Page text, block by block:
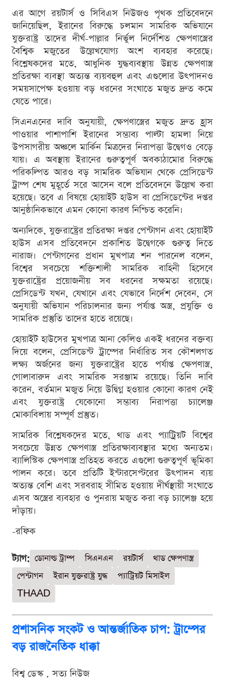
এর আগে রয়টার্স ও সিবিএস নিউজও পৃথক প্রতিবেদনে
জানিয়েছিল, ইরানের বিরুদ্ধে চলমান সামরিক অভিযানে
যুক্তরাষ্ট্র তাদের দীর্ঘ-পাল্লার নির্ভুল নির্দেশিত ক্ষেপণাস্ত্রের
বৈশ্বিক মজুতের উল্লেখযোগ্য অংশ ব্যবহার করেছে।
বিশ্লেষকদের মতে, আধুনিক যুদ্ধব্যবস্থায় উন্নত ক্ষেপণাস্ত্র
প্রতিরক্ষা ব্যবস্থা অত্যন্ত ব্যয়বহুল এবং এগুলোর উৎপাদনও
সময়সাপেক্ষ হওয়ায় বড় ধরনের সংঘাতে মজুত দ্রুত কমে
যেতে পারে।
সিএনএনের দাবি অনুযায়ী, ক্ষেপণাস্ত্রের মজুত দ্রুত হ্রাস
পাওয়ার পাশাপাশি ইরানের সম্ভাব্য পাল্টা হামলা নিয়ে
উপসাগরীয় অঞ্চলে মার্কিন মিত্রদের নিরাপত্তা উদ্বেগও বেড়ে
যায়। এ অবস্থায় ইরানের গুরুত্বপূর্ণ অবকাঠামোর বিরুদ্ধে
পরিকল্পিত আরও বড় সামরিক অভিযান থেকে প্রেসিডেন্ট
ট্রাম্প শেষ মুহূর্তে সরে আসেন বলে প্রতিবেদনে উল্লেখ করা
হয়েছে। তবে এ বিষয়ে হোয়াইট হাউস বা প্রেসিডেন্টের দপ্তর
আনুষ্ঠানিকভাবে এমন কোনো কারণ নিশ্চিত করেনি।
অন্যদিকে, যুক্তরাষ্ট্রের প্রতিরক্ষা দপ্তর পেন্টাগন এবং হোয়াইট
হাউস এসব প্রতিবেদনে প্রকাশিত উদ্বেগকে গুরুত্ব দিতে
নারাজ। পেন্টাগনের প্রধান মুখপাত্র শন পারনেল বলেন,
বিশ্বের সবচেয়ে শক্তিশালী সামরিক বাহিনী হিসেবে
যুক্তরাষ্ট্রের প্রয়োজনীয় সব ধরনের সক্ষমতা রয়েছে।
প্রেসিডেন্ট যখন, যেখানে এবং যেভাবে নির্দেশ দেবেন, সে
অনুযায়ী অভিযান পরিচালনার জন্য পর্যাপ্ত অস্ত্র, প্রযুক্তি ও
সামরিক প্রস্তুতি তাদের হাতে রয়েছে।
হোয়াইট হাউসের মুখপাত্র আনা কেলিও একই ধরনের বক্তব্য
দিয়ে বলেন, প্রেসিডেন্ট ট্রাম্পের নির্ধারিত সব কৌশলগত
লক্ষ্য অর্জনের জন্য যুক্তরাষ্ট্রের হাতে পর্যাপ্ত ক্ষেপণাস্ত্র,
গোলাবারুদ এবং সামরিক সরঞ্জাম রয়েছে। তিনি দাবি
করেন, বর্তমান মজুত নিয়ে উদ্বিগ্ন হওয়ার কোনো কারণ নেই
এবং যুক্তরাষ্ট্র যেকোনো সম্ভাব্য নিরাপত্তা চ্যালেঞ্জ
মোকাবিলায় সম্পূর্ণ প্রস্তুত।
সামরিক বিশ্লেষকদের মতে, থাড এবং প্যাট্রিয়ট বিশ্বের
সবচেয়ে উন্নত ক্ষেপণাস্ত্র প্রতিরক্ষাব্যবস্থার মধ্যে অন্যতম।
ব্যালিস্টিক ক্ষেপণাস্ত্র প্রতিহত করতে এগুলো গুরুত্বপূর্ণ ভূমিকা
পালন করে। তবে প্রতিটি ইন্টারসেপ্টরের উৎপাদন ব্যয়
অত্যন্ত বেশি এবং সরবরাহ সীমিত হওয়ায় দীর্ঘস্থায়ী সংঘাতে
এসব অস্ত্রের ব্যবহার ও পুনরায় মজুত করা বড় চ্যালেঞ্জ হয়ে
দাঁড়ায়।
-রফিক
ট্যাগ: ডোনাল্ড ট্রাম্প সিএনএন রয়টার্স
থাড ক্ষেপণাস্ত্র
পেন্টাগন
ইরান যুক্তরাষ্ট্র যুদ্ধ
প্যাট্রিয়ট মিসাইল
THAAD
প্রশাসনিক সংকট ও আন্তর্জাতিক চাপ: ট্রাম্পের
বড় রাজনৈতিক ধাক্কা
বিশ্ব ডেস্ক . সত্য নিউজ